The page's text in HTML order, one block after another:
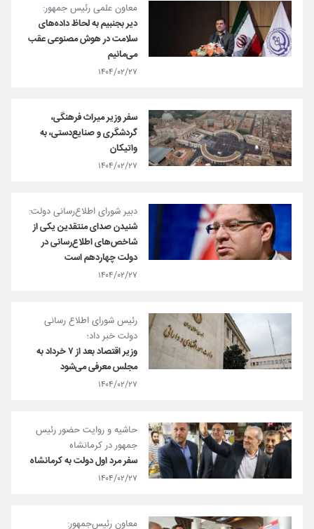
معاون علمی رئیس جمهور:
دیر بجنبیم به لحاظ داده‌های
سلامت در هوش مصنوعی عقب
می‌مانیم
۱۴۰۴/۰۲/۲۷
سفر وزیر میراث فرهنگی،
گردشگری و صنایع‌دستی، به
واتیکان
۱۴۰۴/۰۲/۲۷
دبیر شورای اطلاع‌رسانی دولت:
شنیدن صدای منتقدین یکی از
شاخص‌های اطلاع‌رسانی در
دولت چهاردهم است
۱۴۰۴/۰۲/۲۷
رئیس شورای اطلاع رسانی
دولت خبر داد؛
وزیر اقتصاد بعد از ۷ خرداد به
مجلس معرفی می‌شود
۱۴۰۴/۰۲/۲۷
حاشیه و روایت حضور رئیس
جمهور در کرمانشاه
سفر مرد اول دولت به کرمانشاه
۱۴۰۴/۰۲/۲۷
معاون رئیس‌جمهور: